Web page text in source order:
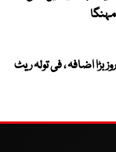
اضافہ ، فی تولہ ریٹ